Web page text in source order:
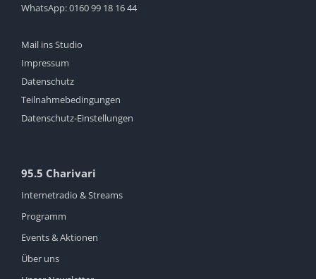
WhatsApp:0160 99 18 16 44
Mail ins Studio
Impressum
Datenschutz
Teilnahmebedingungen
Datenschutz-Einstellungen
95.5 Charivari
Internetradio & Streams
Programm
Events & Aktionen
Über uns